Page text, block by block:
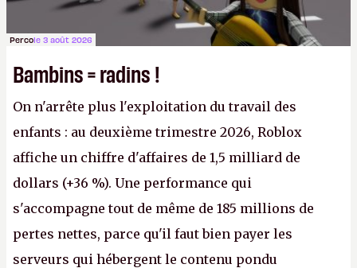
Percole 3 août 2026
Bambins = radins !
On n'arrête plus l'exploitation du travail des
enfants : au deuxième trimestre 2026, Roblox
affiche un chiffre d'affaires de 1,5 milliard de
dollars (+36 %). Une performance qui
s'accompagne tout de même de 185 millions de
pertes nettes, parce qu'il faut bien payer les
serveurs qui hébergent le contenu pondu